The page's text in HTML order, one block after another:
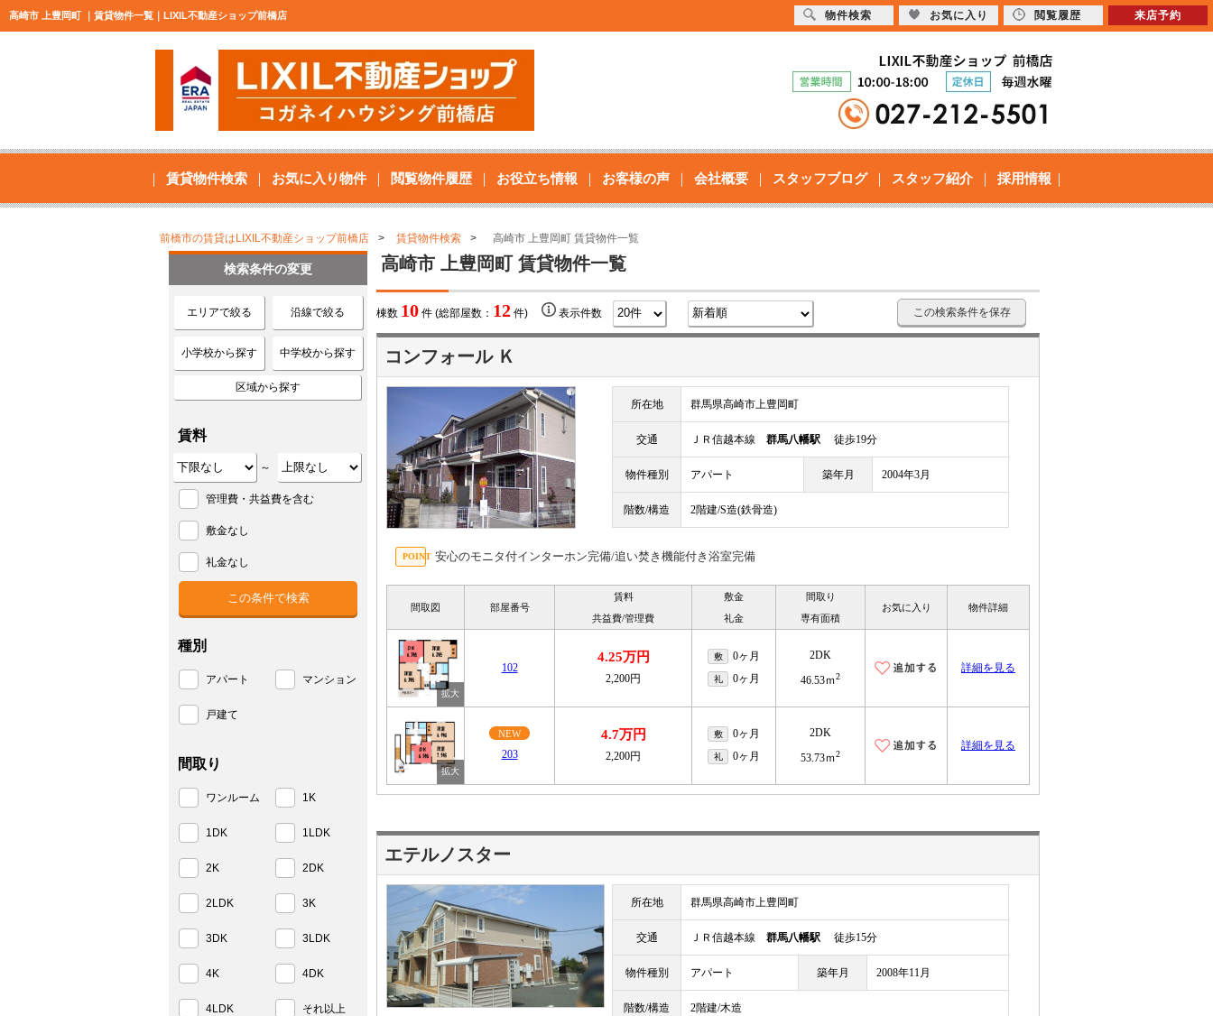
高崎市 上豊岡町 ｜賃貸物件一覧｜LIXIL不動産ショップ前橋店
賃貸物件検索 お気に入り物件 閲覧物件履歴 お役立ち情報 お客様の声 会社概要 スタッフブログ スタッフ紹介 採用情報
前橋市の賃貸はLIXIL不動産ショップ前橋店 賃貸物件検索 高崎市 上豊岡町 賃貸物件一覧
高崎市 上豊岡町 賃貸物件一覧
棟数 10 件 (総部屋数： 12 件) 表示件数 この検索条件を保存
コンフォール Ｋ
所在地 群馬県高崎市上豊岡町
交通 ＪＲ信越本線 群馬八幡駅 徒歩19分
物件種別 アパート 築年月 2004年3月
階数/構造 2階建/S造(鉄骨造)
安心のモニタ付インターホン完備/追い焚き機能付き浴室完備
間取図 部屋番号
賃料
共益費/管理費
敷金
礼金
間取り
専有面積
お気に入り 物件詳細
102
4.25万円
2,200円
敷 0ヶ月
礼 0ヶ月
2DK
46.53ｍ2
詳細を見る
NEW
203
4.7万円
2,200円
敷 0ヶ月
礼 0ヶ月
2DK
53.73ｍ2
詳細を見る
エテルノスター
所在地 群馬県高崎市上豊岡町
交通 ＪＲ信越本線 群馬八幡駅 徒歩15分
物件種別 アパート 築年月 2008年11月
階数/構造 2階建/木造
検索条件の変更
エリアで絞る 沿線で絞る
小学校から探す 中学校から探す
区域から探す
賃料
～
管理費・共益費を含む
敷金なし
礼金なし
種別
アパート マンション
戸建て
間取り
ワンルーム 1K
1DK 1LDK
2K 2DK
2LDK 3K
3DK 3LDK
4K 4DK
4LDK それ以上
物件検索 お気に入り 閲覧履歴 来店予約